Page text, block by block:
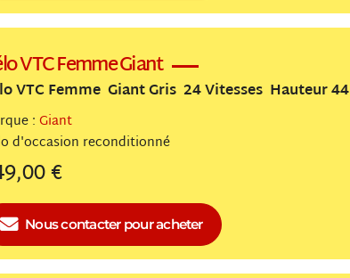
VTC Femme Giant
VTC Femme Giant Gris 24 Vitesses Hauteur 44
:Giant
reconditionné
€
Nous contacterpour acheter